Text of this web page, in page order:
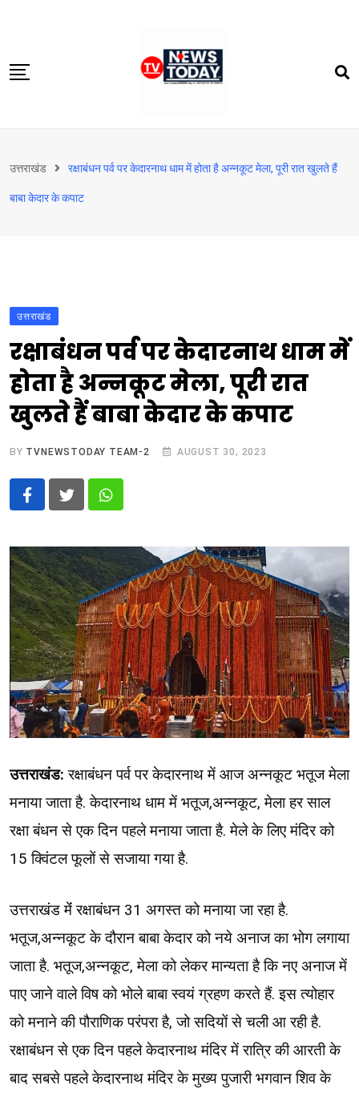
content
दिल्‍ली-एनसीआर
उत्तराखंड
बिजनेस
विदेश
उत्तराखंड रक्षाबंधन पर्व पर केदारनाथ धाम में होता है अन्नकूट मेला, पूरी रात खुलते हैं
बाबा केदार के कपाट
उत्तराखंड
रक्षाबंधन पर्व पर केदारनाथ धाम में
होता है अन्नकूट मेला, पूरी रात
खुलते हैं बाबा केदार के कपाट
BY TVNEWSTODAY TEAM-2 AUGUST 30, 2023
Whatsapp
उत्तराखंड: रक्षाबंधन पर्व पर केदारनाथ में आज अन्नकूट भतूज मेला
मनाया जाता है. केदारनाथ धाम में भतूज,अन्नकूट, मेला हर साल
रक्षा बंधन से एक दिन पहले मनाया जाता है. मेले के लिए मंदिर को
15 क्विंटल फूलों से सजाया गया है.
उत्तराखंड मेंं रक्षाबंधन 31 अगस्त को मनाया जा रहा है.
भतूज,अन्नकूट के दौरान बाबा केदार को नये अनाज का भोग लगाया
जाता है. भतूज,अन्नकूट, मेला को लेकर मान्यता है कि नए अनाज में
पाए जाने वाले विष को भोले बाबा स्वयं ग्रहण करते हैं. इस त्योहार
को मनाने की पौराणिक परंपरा है, जो सदियों से चली आ रही है.
रक्षाबंधन से एक दिन पहले केदारनाथ मंदिर में रात्रि की आरती के
बाद सबसे पहले केदारनाथ मंदिर के मुख्य पुजारी भगवान शिव के